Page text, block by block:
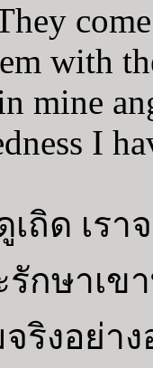
with
mine
I
เถิด เร
รักษาเ
ริงอย่า